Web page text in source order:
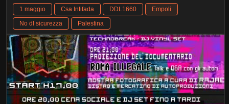
1 maggio Csa Intifada DDL1660
Empoli
No dl sicurezza
Palestina